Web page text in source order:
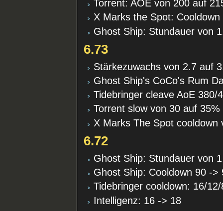
Torrent: AOE von 200 auf
X Marks the Spot:
Ghost Ship: Stundauer von
6.73
Stärkezuwachs von 2.7 auf
Ghost Ship's CoCo's Rum
Tidebringer cleave AoE
Torrent slow von 30 auf
X Marks The Spot
6.72
Ghost Ship: Stundauer von
Ghost Ship: Cooldown 90 ->
Tidebringer cooldown: 16/
Intelligenz: 16 -> 18